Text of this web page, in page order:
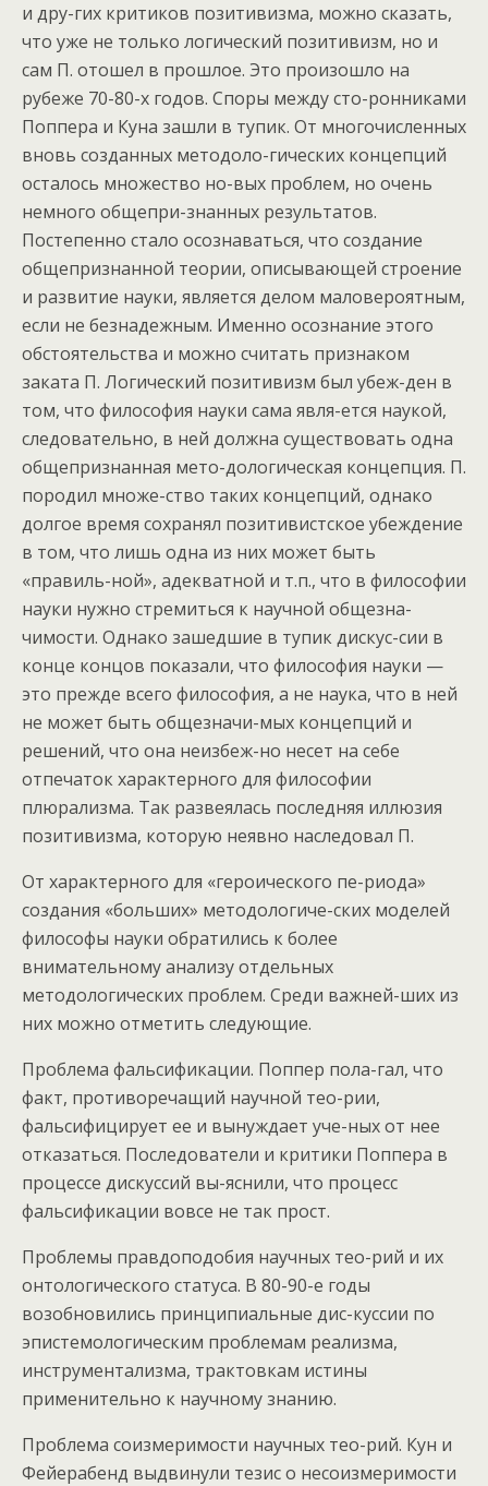
и дру-гих критиков позитивизма, можно сказать,
что уже не только логический позитивизм, но и
сам П. отошел в прошлое. Это произошло на
рубеже 70-80-х годов. Споры между сто-ронниками
Поппера и Куна зашли в тупик. От многочисленных
вновь созданных методоло-гических концепций
осталось множество но-вых проблем, но очень
немного общепри-знанных результатов.
Постепенно стало осознаваться, что создание
общепризнанной теории, описывающей строение
и развитие науки, является делом маловероятным,
если не безнадежным. Именно осознание этого
обстоятельства и можно считать признаком
заката П. Логический позитивизм был убеж-ден в
том, что философия науки сама явля-ется наукой,
следовательно, в ней должна существовать одна
общепризнанная мето-дологическая концепция. П.
породил множе-ство таких концепций, однако
долгое время сохранял позитивистское убеждение
в том, что лишь одна из них может быть
«правиль-ной», адекватной и т.п., что в философии
науки нужно стремиться к научной общезна-
чимости. Однако зашедшие в тупик дискус-сии в
конце концов показали, что философия науки —
это прежде всего философия, а не наука, что в ней
не может быть общезначи-мых концепций и
решений, что она неизбеж-но несет на себе
отпечаток характерного для философии
плюрализма. Так развеялась последняя иллюзия
позитивизма, которую неявно наследовал П.
От характерного для «героического пе-риода»
создания «больших» методологиче-ских моделей
философы науки обратились к более
внимательному анализу отдельных
методологических проблем. Среди важней-ших из
них можно отметить следующие.
Проблема фальсификации. Поппер пола-гал, что
факт, противоречащий научной тео-рии,
фальсифицирует ее и вынуждает уче-ных от нее
отказаться. Последователи и критики Поппера в
процессе дискуссий вы-яснили, что процесс
фальсификации вовсе не так прост.
Проблемы правдоподобия научных тео-рий и их
онтологического статуса. В 80-90-е годы
возобновились принципиальные дис-куссии по
эпистемологическим проблемам реализма,
инструментализма, трактовкам истины
применительно к научному знанию.
Проблема соизмеримости научных тео-рий. Кун и
Фейерабенд выдвинули тезис о несоизмеримости